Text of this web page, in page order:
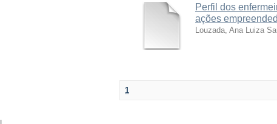
Perfil dos
ações
Louzada, Ana Luiza
1